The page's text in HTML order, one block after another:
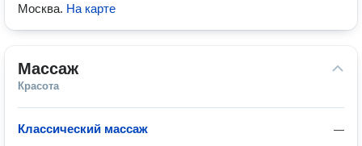
Москва. На карте
Массаж
Красота
—
Классический массаж